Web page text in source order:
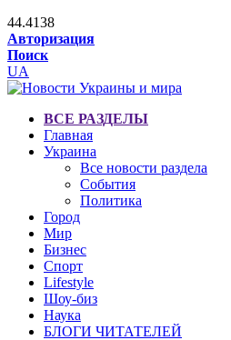
44.4138
Авторизация
Поиск
UA
ВСЕ РАЗДЕЛЫ
Главная
Украина
Все новости раздела
События
Политика
Город
Мир
Бизнес
Спорт
Lifestyle
Шоу-биз
Наука
БЛОГИ ЧИТАТЕЛЕЙ